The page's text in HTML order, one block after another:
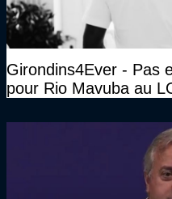
Girondins4Ever - Pas
pour Rio Mavuba au